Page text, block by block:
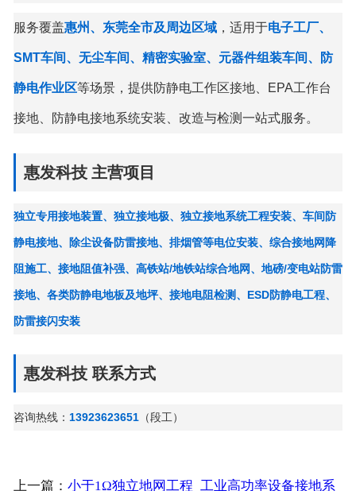
服务覆盖惠州、东莞全市及周边区域，适用于电子工厂、
SMT车间、无尘车间、精密实验室、元器件组装车间、防
静电作业区等场景，提供防静电工作区接地、EPA工作台
接地、防静电接地系统安装、改造与检测一站式服务。
惠发科技 主营项目
独立专用接地装置、独立接地极、独立接地系统工程安装、车间防
静电接地、除尘设备防雷接地、排烟管等电位安装、综合接地网降
阻施工、接地阻值补强、高铁站/地铁站综合地网、地磅/变电站防雷
接地、各类防静电地板及地坪、接地电阻检测、ESD防静电工程、
防雷接闪安装
惠发科技 联系方式
咨询热线： 13923623651（段工）
上一篇： 小于1Ω独立地网工程_工业高功率设备接地系